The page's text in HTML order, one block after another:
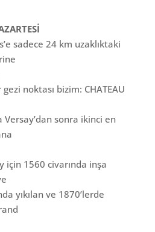
sadece 24 km uzaklıktaki
noktası bizim: CHATEAU
Versay’dan sonra ikinci en
1560 civarında inşa
yıkılan ve 1870’lerde